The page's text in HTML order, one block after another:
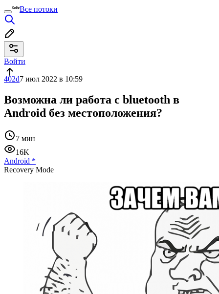
Все потоки
Войти
402d7 июл 2022 в 10:59
Возможна ли работа с bluetooth в
Android без местоположения?
7 мин
16K
Android *
Recovery Mode